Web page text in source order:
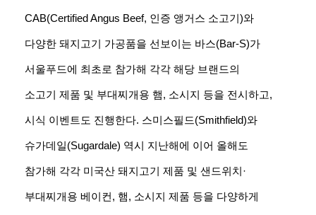
CAB(Certified Angus Beef, 인증 앵거스 소고기)와
다양한 돼지고기 가공품을 선보이는 바스(Bar-S)가
서울푸드에 최초로 참가해 각각 해당 브랜드의
소고기 제품 및 부대찌개용 햄, 소시지 등을 전시하고,
시식 이벤트도 진행한다. 스미스필드(Smithfield)와
슈가데일(Sugardale) 역시 지난해에 이어 올해도
참가해 각각 미국산 돼지고기 제품 및 샌드위치·
부대찌개용 베이컨, 햄, 소시지 제품 등을 다양하게